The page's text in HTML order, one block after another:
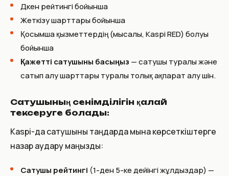
Дүкен рейтингi бойынша
Жеткізу шарттары бойынша
Қосымша қызметтердің (мысалы, Kaspi RED) болуы
бойынша
Қажетті сатушыны басыңыз — сатушы туралы және
сатып алу шарттары туралы толық ақпарат алу үшін.
Сатушының сенімділігін қалай
тексеруге болады:
Kaspi-да сатушыны таңдарда мына көрсеткіштерге
назар аудару маңызды:
Сатушы рейтингі (1-ден 5-ке дейінгі жұлдыздар) —